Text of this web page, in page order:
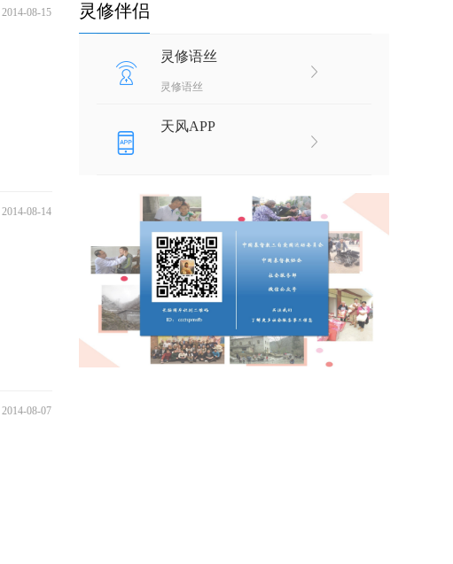
2014-08-15
2014-08-14
2014-08-07
灵修伴侣
灵修语丝
灵修语丝
天风APP